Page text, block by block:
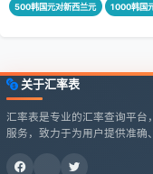
500韩国元对新西兰元 1000韩国
关于汇率表
汇率表是专业的汇率查询平台
服务，致力于为用户提供准确